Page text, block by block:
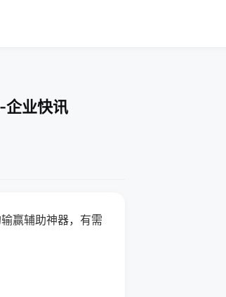
企业快讯
赢辅助神器，有需